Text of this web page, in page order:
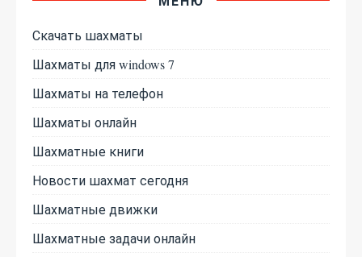
Скачать шахматы
Шахматы для windows 7
Шахматы на телефон
Шахматы онлайн
Шахматные книги
Новости шахмат сегодня
Шахматные движки
Шахматные задачи онлайн